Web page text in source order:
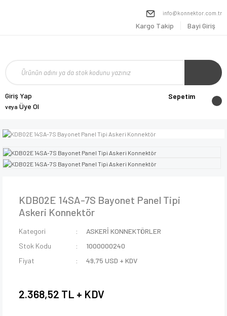
info@konnektor.com.tr
Kargo Takip Bayi Giriş
Giriş Yap
veya Üye Ol
Sepetim
KDB02E 14SA-7S Bayonet Panel Tipi
Askeri Konnektör
Kategori
ASKERİ KONNEKTÖRLER
Stok Kodu
1000000240
Fiyat
49,75 USD + KDV
2.368,52 TL + KDV